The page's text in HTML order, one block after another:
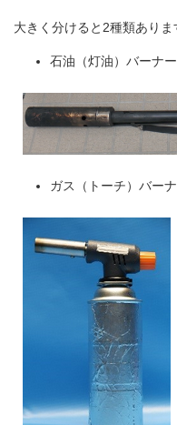
大きく分けると2種類ありま
石油（灯油）バーナ
ガス（トーチ）バー